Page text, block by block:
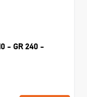
- GR 240 -